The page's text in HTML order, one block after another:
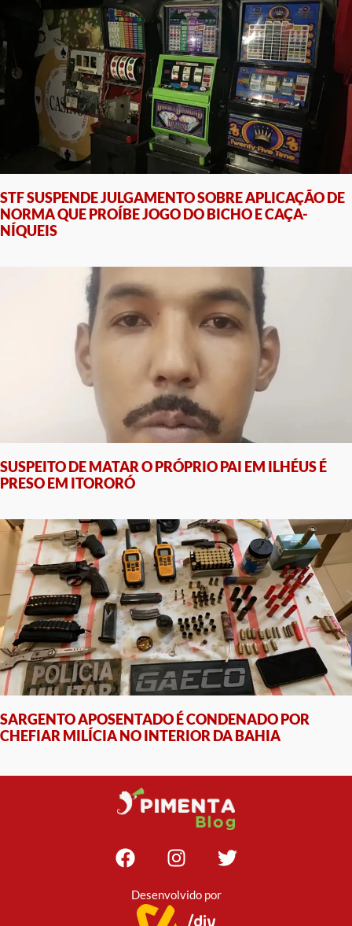
STF SUSPENDE JULGAMENTO SOBRE APLICAÇÃO DE
NORMA QUE PROÍBE JOGO DO BICHO E CAÇA-
NÍQUEIS
SUSPEITO DE MATAR O PRÓPRIO PAI EM ILHÉUS É
PRESO EM ITORORÓ
SARGENTO APOSENTADO É CONDENADO POR
CHEFIAR MILÍCIA NO INTERIOR DA BAHIA
Desenvolvido por